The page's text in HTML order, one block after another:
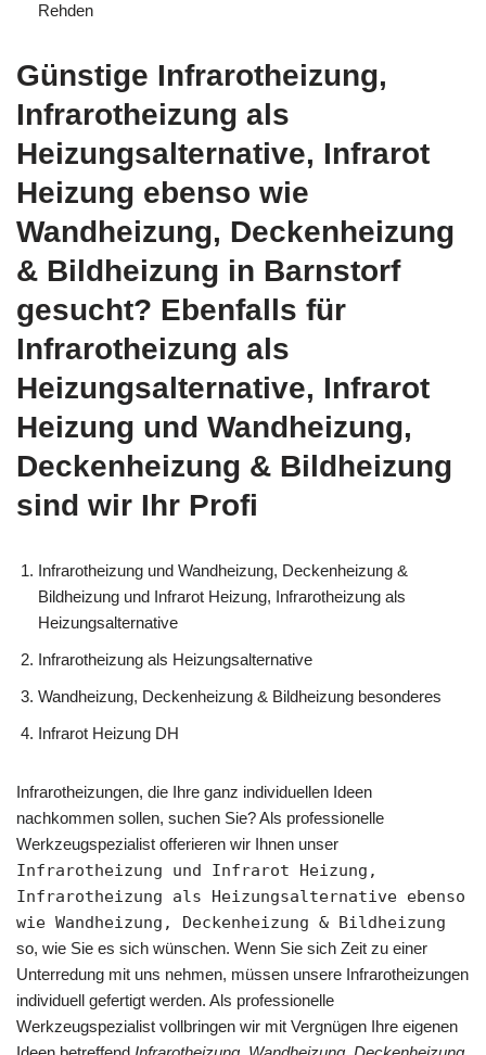
Rehden
Günstige Infrarotheizung,
Infrarotheizung als
Heizungsalternative, Infrarot
Heizung ebenso wie
Wandheizung, Deckenheizung
& Bildheizung in Barnstorf
gesucht? Ebenfalls für
Infrarotheizung als
Heizungsalternative, Infrarot
Heizung und Wandheizung,
Deckenheizung & Bildheizung
sind wir Ihr Profi
Infrarotheizung und Wandheizung, Deckenheizung &
Bildheizung und Infrarot Heizung, Infrarotheizung als
Heizungsalternative
Infrarotheizung als Heizungsalternative
Wandheizung, Deckenheizung & Bildheizung besonderes
Infrarot Heizung DH
Infrarotheizungen, die Ihre ganz individuellen Ideen
nachkommen sollen, suchen Sie? Als professionelle
Werkzeugspezialist offerieren wir Ihnen unser
Infrarotheizung und Infrarot Heizung,
Infrarotheizung als Heizungsalternative ebenso
wie Wandheizung, Deckenheizung & Bildheizung
so, wie Sie es sich wünschen. Wenn Sie sich Zeit zu einer
Unterredung mit uns nehmen, müssen unsere Infrarotheizungen
individuell gefertigt werden. Als professionelle
Werkzeugspezialist vollbringen wir mit Vergnügen Ihre eigenen